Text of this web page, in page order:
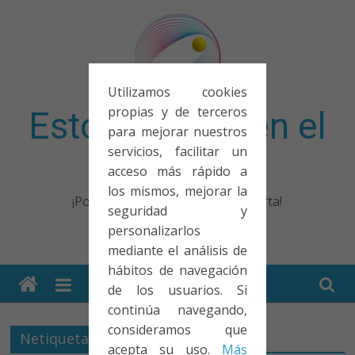
Utilizamos cookies
propias y de terceros
para mejorar nuestros
servicios, facilitar un
acceso más rápido a
los mismos, mejorar la
seguridad y
personalizarlos
mediante el análisis de
hábitos de navegación
de los usuarios. Si
continúa navegando,
consideramos que
acepta su uso. Más
Esto no entra en el
examen
¡Porque no solo el examen importa!
Netiqueta